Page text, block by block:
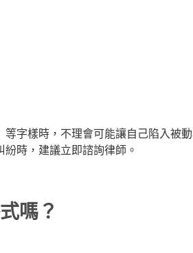
等字樣時，不理會可能讓自己陷入被
時，建議立即諮詢律師。
嗎？